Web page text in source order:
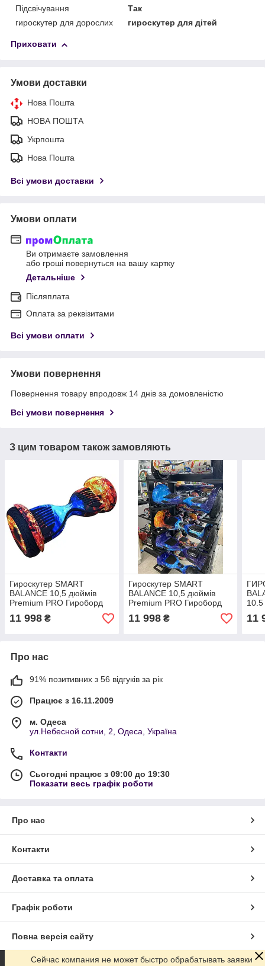
Підсвічування
Так
гироскутер для дорослих
гироскутер для дітей
Приховати
Умови доставки
Нова Пошта
НОВА ПОШТА
Укрпошта
Нова Пошта
Всі умови доставки
Умови оплати
Ви отримаєте замовлення
або гроші повернуться на вашу картку
Детальніше
Післяплата
Оплата за реквізитами
Всі умови оплати
Умови повернення
Повернення товару впродовж 14 днів за домовленістю
Всі умови повернення
З цим товаром також замовляють
Гироскутер SMART
BALANCE 10,5 дюймів
Premium PRO Гироборд
Смарт баланс Вогонь і
Лід, Тао-Тао, APP баланс
11 998 ₴
Гироскутер SMART
BALANCE 10,5 дюймів
Premium PRO Гироборд
Смарт баланс Blue Fair ,
Тао-Тао, APP баланс
11 998₴ 11
Про нас
91% позитивних з 56 відгуків за рік
Працює з 16.11.2009
м. Одеса
ул.Небесной сотни, 2, Одеса, Україна
Контакти
Сьогодні працює з 09:00 до 19:30
Показати весь графік роботи
Про нас
Контакти
Доставка та оплата
Графік роботи
Повна версія сайту
Сейчас компания не может быстро обрабатывать заявки